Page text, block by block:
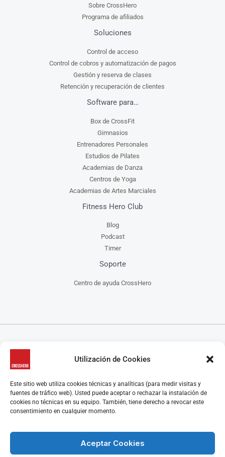
Utilización de Cookies
Este sitio web utiliza cookies técnicas y analíticas (para medir visitas y
fuentes de tráfico web). Usted puede aceptar o rechazar la instalación de
cookies no técnicas en su equipo. También, tiene derecho a revocar este
consentimiento en cualquier momento.
Aceptar Cookies
Sobre CrossHero
Programa de afiliados
Soluciones
Control de acceso
Control de cobros y automatización de pagos
Gestión y reserva de clases
Retención y recuperación de clientes
Software para…
Box de CrossFit
Gimnasios
Entrenadores Personales
Estudios de Pilates
Academias de Danza
Centros de Yoga
Academias de Artes Marciales
Fitness Hero Club
Blog
Podcast
Timer
Soporte
Centro de ayuda CrossHero
CrossHero es un software y app todo en uno, para la gestión de gimnasios, centros de
CrossFit, escuelas de artes marciales, estudios de yoga y/o pilates y centros de danza, que
Algunas características destacadas son el control de acceso, la gestión de reservas de clases y
control de aforo, programación de rutinas y seguimiento de marcas, el control de membresías
y facturación, la gestión y automatización de los pagos y los cobros, retención y recuperación
de clientes y muchas más funcionalidades que te harán la gestión del día a día de tu centro